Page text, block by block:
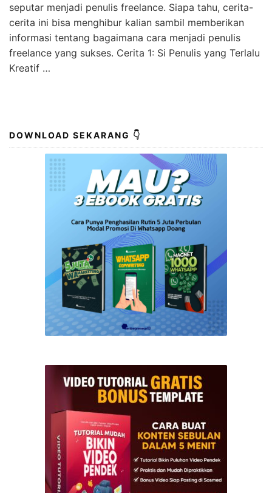
seputar menjadi penulis freelance. Siapa tahu, cerita-
cerita ini bisa menghibur kalian sambil memberikan
informasi tentang bagaimana cara menjadi penulis
freelance yang sukses. Cerita 1: Si Penulis yang Terlalu
Kreatif …
DOWNLOAD SEKARANG 👇